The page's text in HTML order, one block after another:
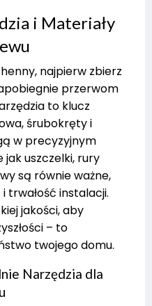
i Materiały
najpierw zbierz
przerwom
to klucz
śrubokręty i
w precyzyjnym
jak uszczelki, rury
są równie ważne,
trwałość instalacji.
jakości, aby
– to
twojego domu.
Narzędzia dla